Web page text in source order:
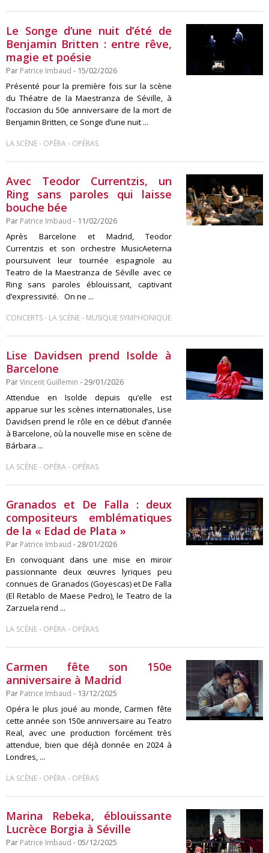
Le Songe d’une nuit d’été de
Benjamin Britten : entre rêve,
magie et poésie
Par Patrice Imbaud - 15/02/2026
Présenté pour la première fois sur la scène
du Théatre de la Maestranza de Séville, à
l’occasion du 50e anniversaire de la mort de
Benjamin Britten, ce Songe d’une nuit ...
LA SCÈNE- OPÉRA- OPÉRAS
Avec Teodor Currentzis, un
Ring sans paroles qui laisse
bouche bée
Par Patrice Imbaud - 11/02/2026
Après Barcelone et Madrid, Teodor
Currentzis et son orchestre MusicAeterna
poursuivent leur tournée espagnole au
Teatro de la Maestranza de Séville avec ce
Ring sans paroles éblouissant, captivant
d’expressivité. On ne ...
CONCERTS- LA SCÈNE- MUSIQUE SYMPHONIQUE
Lise Davidsen prend Isolde à
Barcelone
ParVincent Guillemin - 29/01/2026
Attendue en Isolde depuis qu’elle est
apparue sur les scènes internationales, Lise
Davidsen prend le rôle en ce début d’année
à Barcelone, où la nouvelle mise en scène de
Bárbara ...
LA SCÈNE- OPÉRA- OPÉRAS
Granados et De Falla : deux
compositeurs emblématiques
de la « Edad de Plata »
Par Patrice Imbaud - 28/01/2026
En convoquant dans une mise en miroir
passionnante deux œuvres lyriques peu
connues de Granados (Goyescas) et De Falla
(El Retablo de Maese Pedro), le Teatro de la
Zarzuela rend ...
LA SCÈNE- OPÉRA- OPÉRAS
Carmen fête son 150e
anniversaire à Madrid
Par Patrice Imbaud - 13/12/2025
Opéra le plus joué au monde, Carmen fête
cette année son 150e anniversaire au Teatro
Real, avec une production forcément très
attendue, bien que déjà donnée en 2024 à
Londres, ...
LA SCÈNE- OPÉRA- OPÉRAS
Marina Rebeka, éblouissante
Lucrèce Borgia à Séville
Par Patrice Imbaud - 05/12/2025